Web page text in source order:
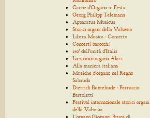
Canne d'Organo in Festa
Georg Philipp Telemann
Apparatus Musicus
Storici organi della Valsesia
Libera Musica - Concerto
Concerti barocchi
150° dell'unità d'Italia
Lo storico organo Alari
Alla maniera italiana
Musiche d'organo nel Regno
Sabaudo
Dietrich Buxtehude - Ferruccio
Bartoletti
Festival internazionale storici organi
della Valsesia
L'organo Giovanni Bruna di